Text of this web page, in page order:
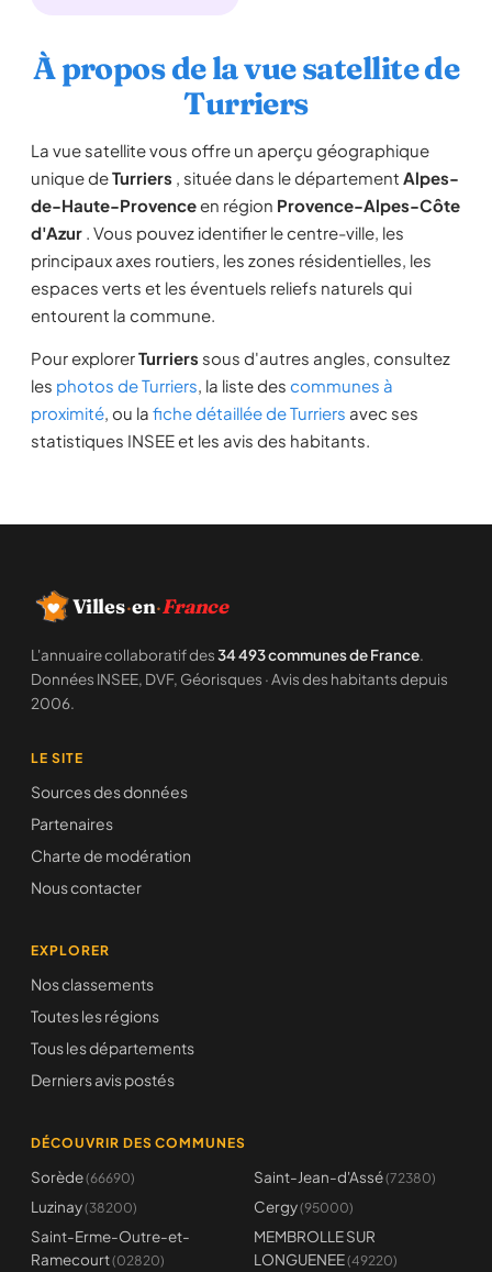
À propos de la vue satellite de
Turriers
La vue satellite vous offre un aperçu géographique
unique deTurriers , située dans le département Alpes-
de-Haute-Provenceen région Provence-Alpes-Côte
d'Azur . Vous pouvez identifier le centre-ville, les
principaux axes routiers, les zones résidentielles, les
espaces verts et les éventuels reliefs naturels qui
entourent la commune.
Pour explorerTurriers sous d'autres angles, consultez
les photos de Turriers, la liste des communes à
proximité, ou la fiche détaillée de Turriers avec ses
statistiques INSEE et les avis des habitants.
Villes·en·France
L'annuaire collaboratif des34 493 communes de France.
Données INSEE, DVF, Géorisques · Avis des habitants depuis
2006.
LE SITE
Sources des données
Partenaires
Charte de modération
Nous contacter
EXPLORER
Nos classements
Toutes les régions
Tous les départements
Derniers avis postés
DÉCOUVRIR DES COMMUNES
Sorède(66690) Saint-Jean-d'Assé(72380)
Luzinay(38200) Cergy(95000)
Saint-Erme-Outre-et-
Ramecourt(02820)
MEMBROLLE SUR
LONGUENEE(49220)